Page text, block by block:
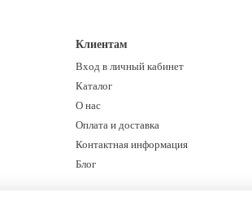
Клиентам
Вход в личный кабинет
Каталог
О нас
Оплата и доставка
Контактная информация
Блог